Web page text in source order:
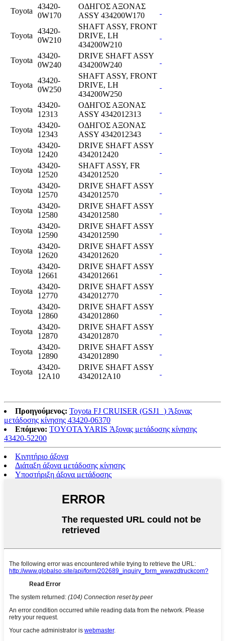
Toyota
43420-
0W170
ΟΔΗΓΟΣ ΑΞΟΝΑΣ
ASSY 434200W170
Toyota
43420-
0W210
SHAFT ASSY, FRONT
DRIVE, LH
434200W210
Toyota
43420-
0W240
DRIVE SHAFT ASSY
434200W240
Toyota
43420-
0W250
SHAFT ASSY, FRONT
DRIVE, LH
434200W250
Toyota
43420-
12313
ΟΔΗΓΟΣ ΑΞΟΝΑΣ
ASSY 4342012313
Toyota
43420-
12343
ΟΔΗΓΟΣ ΑΞΟΝΑΣ
ASSY 4342012343
Toyota
43420-
12420
DRIVE SHAFT ASSY
4342012420
Toyota
43420-
12520
SHAFT ASSY, FR
4342012520
Toyota
43420-
12570
DRIVE SHAFT ASSY
4342012570
Toyota
43420-
12580
DRIVE SHAFT ASSY
4342012580
Toyota
43420-
12590
DRIVE SHAFT ASSY
4342012590
Toyota
43420-
12620
DRIVE SHAFT ASSY
4342012620
Toyota
43420-
12661
DRIVE SHAFT ASSY
4342012661
Toyota
43420-
12770
DRIVE SHAFT ASSY
4342012770
Toyota
43420-
12860
DRIVE SHAFT ASSY
4342012860
Toyota
43420-
12870
DRIVE SHAFT ASSY
4342012870
Toyota
43420-
12890
DRIVE SHAFT ASSY
4342012890
Toyota
43420-
12A10
DRIVE SHAFT ASSY
4342012A10
Προηγούμενος: Toyota FJ CRUISER (GSJ1_) Άξονας
μετάδοσης κίνησης 43420-06370
Επόμενο: TOYOTA YARIS Άξονας μετάδοσης κίνησης
43420-52200
Κινητήριο άξονα
Διάταξη άξονα μετάδοσης κίνησης
Υποστήριξη άξονα μετάδοσης